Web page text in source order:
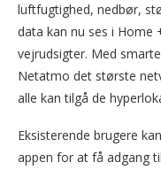
luftfugtighed, nedbør,
data kan nu ses i Home
vejrudsigter. Med
Netatmo det største
alle kan tilgå de
Eksisterende brugere
appen for at få adgang